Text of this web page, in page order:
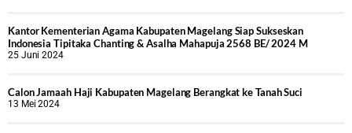
Kantor Kementerian Agama Kabupaten Magelang Siap Sukseskan
Indonesia Tipitaka Chanting & Asalha Mahapuja 2568 BE/ 2024 M
25 Juni 2024
Calon Jamaah Haji Kabupaten Magelang Berangkat ke Tanah Suci
13 Mei 2024